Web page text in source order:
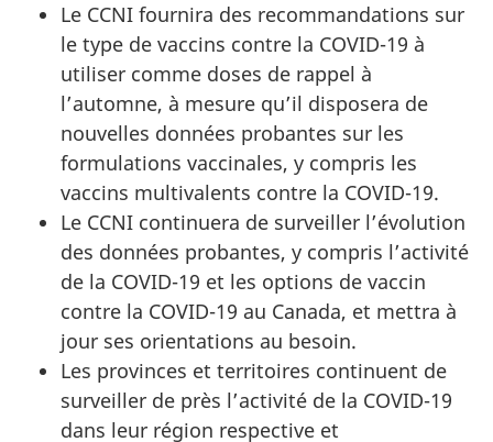
Le CCNI fournira des recommandations sur
le type de vaccins contre la COVID-19 à
utiliser comme doses de rappel à
l’automne, à mesure qu’il disposera de
nouvelles données probantes sur les
formulations vaccinales, y compris les
vaccins multivalents contre la COVID-19.
Le CCNI continuera de surveiller l’évolution
des données probantes, y compris l’activité
de la COVID-19 et les options de vaccin
contre la COVID-19 au Canada, et mettra à
jour ses orientations au besoin.
Les provinces et territoires continuent de
surveiller de près l’activité de la COVID-19
dans leur région respective et